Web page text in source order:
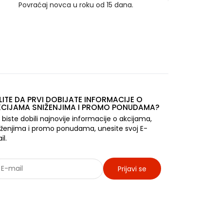
Povraćaj novca u roku od 15 dana.
DA PRVI DOBIJATE INFORMACIJE O
SNIŽENJIMA I PROMO PONUDAMA?
biste dobili najnovije informacije o akcijama,
i promo ponudama, unesite svoj E-
Prijavi se